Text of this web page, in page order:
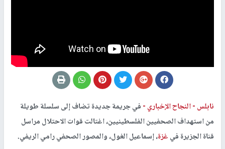
نابلس -النجاح الإخباري -في جريمة جديدة تضاف إلى سلسلة طويلة
من استهداف الصحفيين الفلسطينيين، اغتالت قوات الاحتلال مراسل
قناة الجزيرة فيغزة، إسماعيل الغول، والمصور الصحفي رامي الريفي.